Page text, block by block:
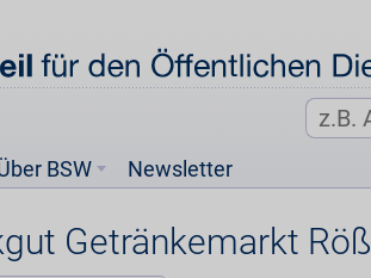
BSW Newsletter
Getränkemarkt Röß